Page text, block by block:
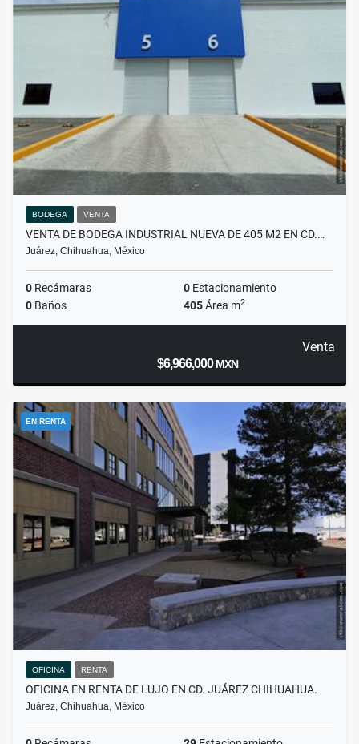
BODEGA VENTA
VENTA DE BODEGA INDUSTRIAL NUEVA DE 405 M2 EN CD.…
Juárez, Chihuahua, México
0 Recámaras 0 Estacionamiento
0 Baños 405Área m2
Venta
$6,966,000MXN
EN RENTA
OFICINA RENTA
OFICINA EN RENTA DE LUJO EN CD. JUÁREZ CHIHUAHUA.
Juárez, Chihuahua, México